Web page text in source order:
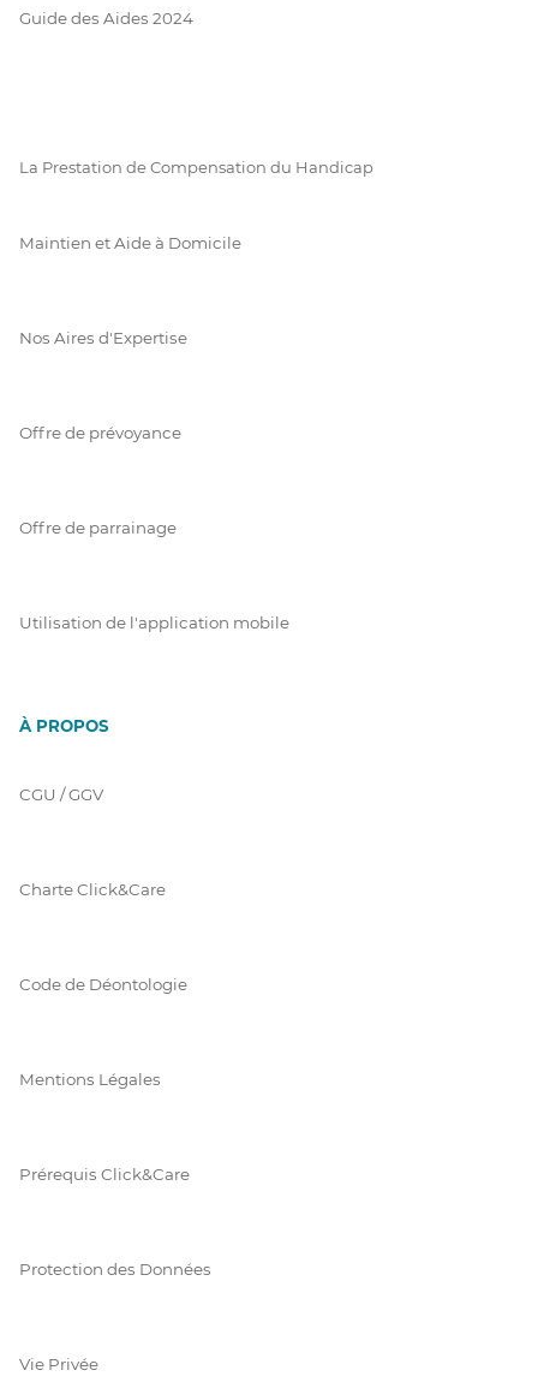
Guide des Aides 2024
La Prestation de Compensation du Handicap
Maintien et Aide à Domicile
Nos Aires d'Expertise
Offre de prévoyance
Offre de parrainage
Utilisation de l'application mobile
À PROPOS
CGU / GGV
Charte Click&Care
Code de Déontologie
Mentions Légales
Prérequis Click&Care
Protection des Données
Vie Privée